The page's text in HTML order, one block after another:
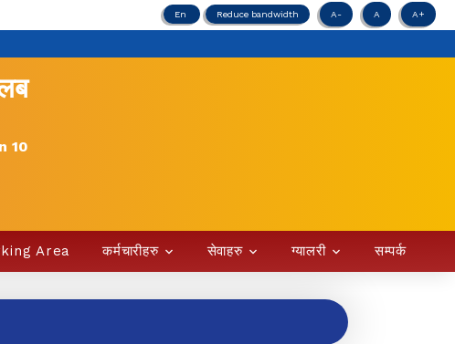
En Reduce bandwidth A- A A+
10
Area कर्मचारीहरु सेवाहरु ग्यालरी सम्पर्क